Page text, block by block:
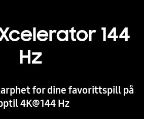
144
Hz
for dine favorittspill på
4K@144 Hz